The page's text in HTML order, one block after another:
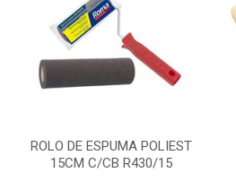
ROLO DE ESPUMA POLIEST
15CM C/CB R430/15